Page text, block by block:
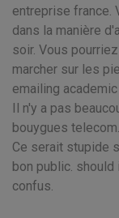
entreprise france.
dans la manière
soir. Vous
marcher sur les
emailing
Il n'y a pas
bouygues telecom.
Ce serait stupide
bon public.
confus.